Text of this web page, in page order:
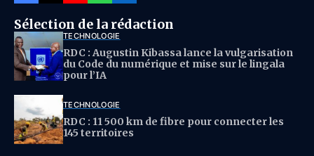
Sélection de la rédaction
TECHNOLOGIE
RDC : Augustin Kibassa lance la vulgarisation
du Code du numérique et mise sur le lingala
pour l’IA
TECHNOLOGIE
RDC : 11 500 km de fibre pour connecter les
145 territoires